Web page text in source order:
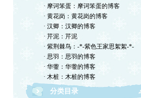
· 摩诃笨蛋：摩诃笨蛋的博客
· 黄花岗：黄花岗的博客
· 汉卿：汉卿的博客
· 芹泥：芹泥
· 紫荆棘鸟：-*-紫色王家思絮絮-*-
· 思羽：思羽的博客
· 华蓥：华蓥的博客
· 木桩：木桩的博客
分类目录